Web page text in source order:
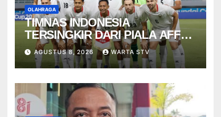
OLAHRAGA
TIMNAS INDONESIA
TERSINGKIR DARI PIALA AFF
2026
AGUSTUS 8, 2026 WARTA STV